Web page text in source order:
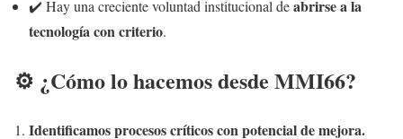
✔️ Hay una creciente voluntad institucional deabrirse a la
tecnología con criterio.
⚙️ ¿Cómo lo hacemos desde MMI66?
Identificamos procesos críticos con potencial de mejora.